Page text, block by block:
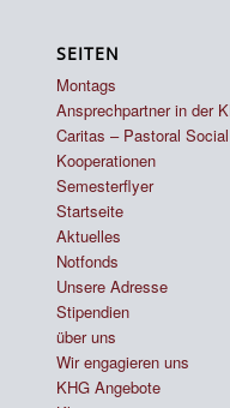
SEITEN
Montags
Ansprechpartner in der
Caritas – Pastoral Social
Kooperationen
Semesterflyer
Startseite
Aktuelles
Notfonds
Unsere Adresse
Stipendien
über uns
Wir engagieren uns
KHG Angebote